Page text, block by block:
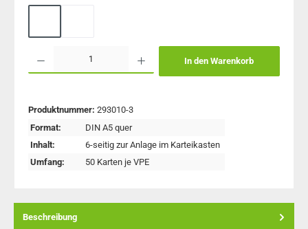
In den Warenkorb
Produktnummer: 293010-3
Format:
DIN A5 quer
Inhalt:
6-seitig zur Anlage im Karteikasten
Umfang:
50 Karten je VPE
Beschreibung